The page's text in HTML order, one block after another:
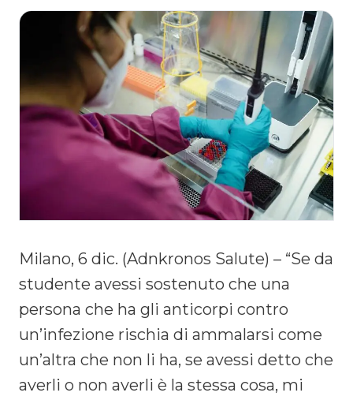
Milano, 6 dic. (Adnkronos Salute) – “Se da
studente avessi sostenuto che una
persona che ha gli anticorpi contro
un’infezione rischia di ammalarsi come
un’altra che non li ha, se avessi detto che
averli o non averli è la stessa cosa, mi